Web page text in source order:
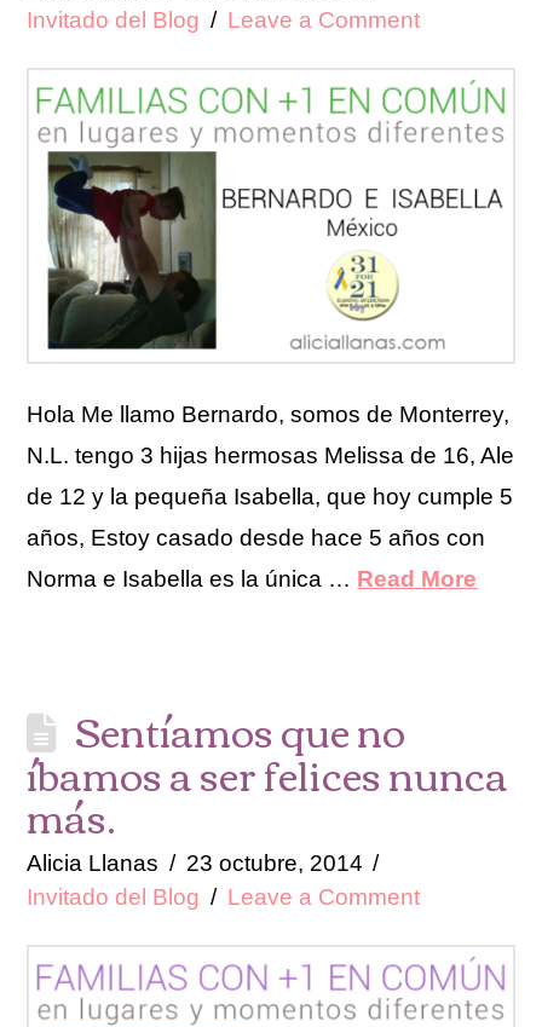
Invitado del Blog
Leave a Comment
Hola Me llamo Bernardo, somos de Monterrey,
N.L. tengo 3 hijas hermosas Melissa de 16, Ale
de 12 y la pequeña Isabella, que hoy cumple 5
años, Estoy casado desde hace 5 años con
Norma e Isabella es la única … Read More
Sentíamos que no
íbamos a ser felices nunca
más.
Alicia Llanas
23 octubre, 2014
Invitado del Blog
Leave a Comment